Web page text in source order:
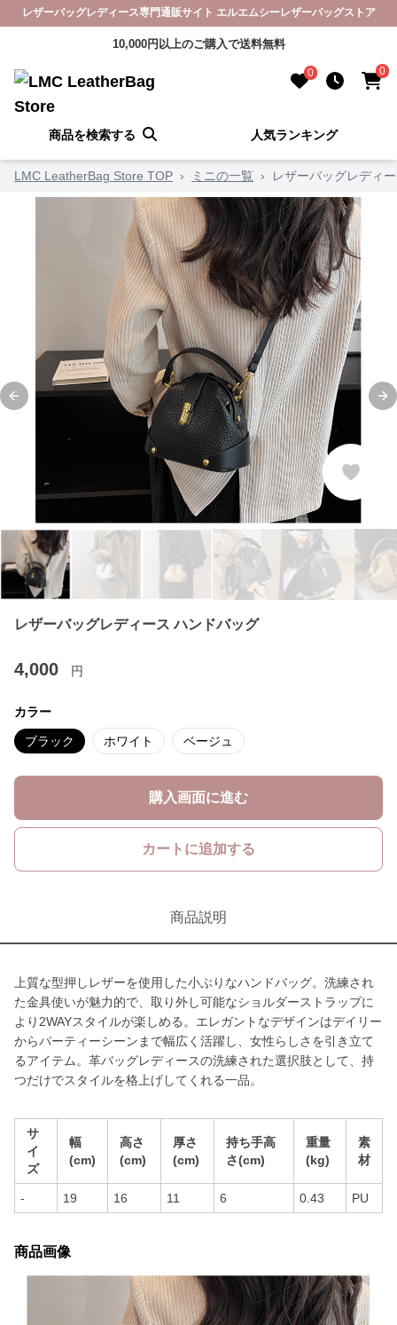
レザーバッグレディース専門通販サイト エルエムシーレザーバッグストア
10,000円以上のご購入で送料無料
0 0
商品を検索する 人気ランキング
LMC LeatherBag Store TOP › ミニの一覧 › レザーバッグレディ
Previous slide
レザーバッグレディース ハンドバッグ
4,000 円
カラー
ブラック ホワイト ベージュ
購入画面に進む
カートに追加する
商品説明
上質な型押しレザーを使用した小ぶりなハンドバッグ。洗練され
た金具使いが魅力的で、取り外し可能なショルダーストラップに
より2WAYスタイルが楽しめる。エレガントなデザインはデイリー
からパーティーシーンまで幅広く活躍し、女性らしさを引き立て
るアイテム。革バッグレディースの洗練された選択肢として、持
つだけでスタイルを格上げしてくれる一品。
サ
イ
ズ
幅
(cm)
高さ
(cm)
厚さ
(cm)
持ち手高
さ(cm)
重量
(kg)
素
材
- 19 16 11 6 0.43 PU
商品画像